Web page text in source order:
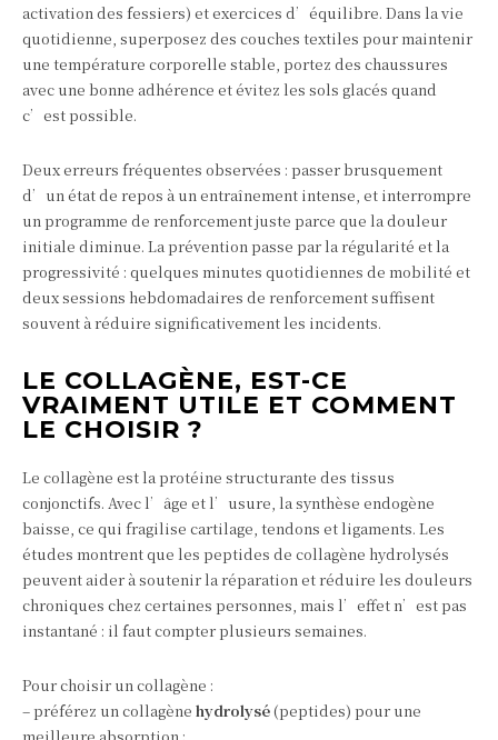
activation des fessiers) et exercices d’équilibre. Dans la vie
quotidienne, superposez des couches textiles pour maintenir
une température corporelle stable, portez des chaussures
avec une bonne adhérence et évitez les sols glacés quand
c’est possible.
Deux erreurs fréquentes observées : passer brusquement
d’un état de repos à un entraînement intense, et interrompre
un programme de renforcement juste parce que la douleur
initiale diminue. La prévention passe par la régularité et la
progressivité : quelques minutes quotidiennes de mobilité et
deux sessions hebdomadaires de renforcement suffisent
souvent à réduire significativement les incidents.
LE COLLAGÈNE, EST-CE
VRAIMENT UTILE ET COMMENT
LE CHOISIR ?
Le collagène est la protéine structurante des tissus
conjonctifs. Avec l’âge et l’usure, la synthèse endogène
baisse, ce qui fragilise cartilage, tendons et ligaments. Les
études montrent que les peptides de collagène hydrolysés
peuvent aider à soutenir la réparation et réduire les douleurs
chroniques chez certaines personnes, mais l’effet n’est pas
instantané : il faut compter plusieurs semaines.
Pour choisir un collagène :
– préférez un collagène hydrolysé (peptides) pour une